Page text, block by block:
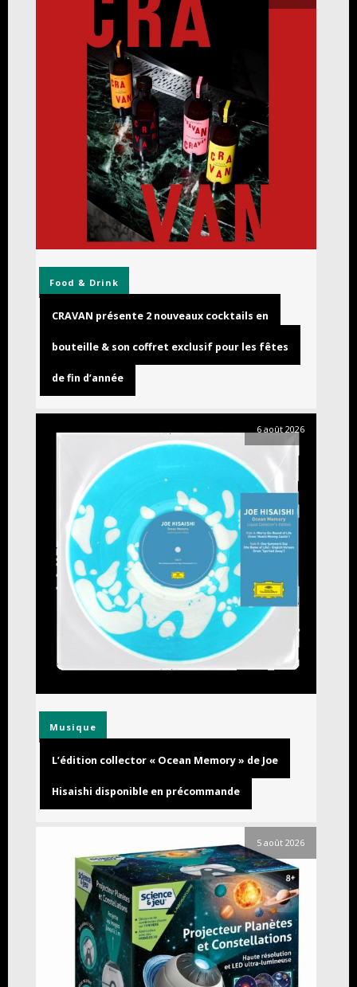
Food & Drink
CRAVAN présente 2 nouveaux cocktails en
bouteille & son coffret exclusif pour les fêtes
de fin d’année
6 août 2026
Musique
L’édition collector « Ocean Memory » de Joe
Hisaishi disponible en précommande
5 août 2026